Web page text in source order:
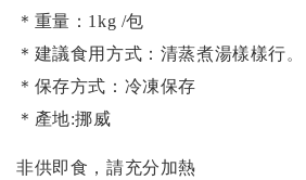
＊重量：1kg /包
＊建議食用方式：清蒸煮湯樣樣行。
＊保存方式：冷凍保存
＊產地:挪威
非供即食，請充分加熱